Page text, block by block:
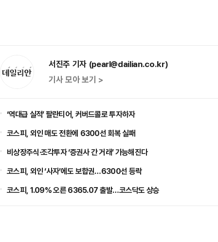
서진주 기자 (pearl@dailian.co.kr)
기사 모아 보기 >
‘역대급 실적’ 팔란티어, 커버드콜로 투자하자
코스피, 외인 매도 전환에 6300선 회복 실패
비상장주식·조각투자 ‘증권사 간 거래’ 가능해진다
코스피, 외인 ‘사자’에도 보합권…6300선 등락
코스피, 1.09% 오른 6365.07 출발…코스닥도 상승